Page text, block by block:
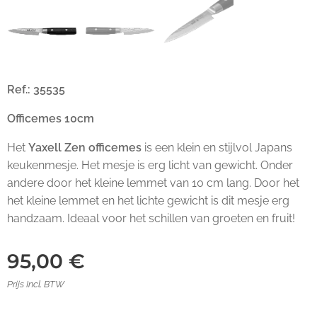
Ref.: 35535
Officemes 10cm
Het Yaxell Zen officemes is een klein en stijlvol Japans
keukenmesje. Het mesje is erg licht van gewicht. Onder
andere door het kleine lemmet van 10 cm lang. Door het
het kleine lemmet en het lichte gewicht is dit mesje erg
handzaam. Ideaal voor het schillen van groeten en fruit!
95,00 €
Prijs Incl. BTW